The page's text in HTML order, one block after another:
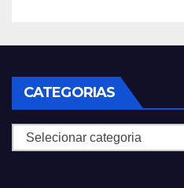
CATEGORIAS
Categorias